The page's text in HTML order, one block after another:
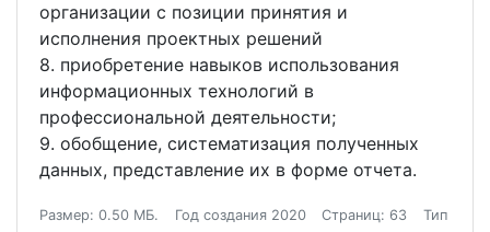
организации с позиции принятия и
исполнения проектных решений
8. приобретение навыков использования
информационных технологий в
профессиональной деятельности;
9. обобщение, систематизация полученных
данных, представление их в форме отчета.
Размер: 0.50 МБ. Год создания 2020 Страниц: 63
Тип